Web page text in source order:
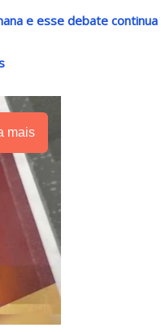
e esse debate continua
mais